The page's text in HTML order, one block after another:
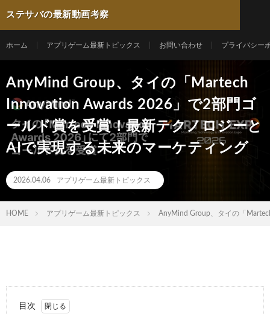
ステサバの最新動画考察
ホーム アプリゲーム最新トピックス お問い合わせ プライバシー
AnyMind Group、タイの「Martech
Innovation Awards 2026」で2部門ゴ
ールド賞を受賞！最新テクノロジーと
AIで実現する未来のマーケティング
2026.04.06 アプリゲーム最新トピックス
HOME アプリゲーム最新トピックス AnyMind Group、タイの「
目次